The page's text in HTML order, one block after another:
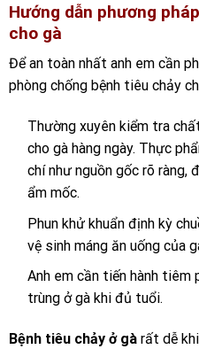
Hướng dẫn phương
cho gà
Để an toàn nhất anh em cần
phòng chống bệnh tiêu chảy
Thường xuyên kiểm tra
cho gà hàng ngày. Thực
chí như nguồn gốc rõ ràng,
ẩm mốc.
Phun khử khuẩn định kỳ
vệ sinh máng ăn uống của
Anh em cần tiến hành tiêm
trùng ở gà khi đủ tuổi.
Bệnh tiêu chảy ở gà rất dễ